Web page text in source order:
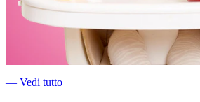
― Vedi tutto